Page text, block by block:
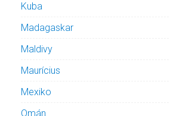
Kuba
Madagaskar
Maldivy
Maurícius
Mexiko
Omán